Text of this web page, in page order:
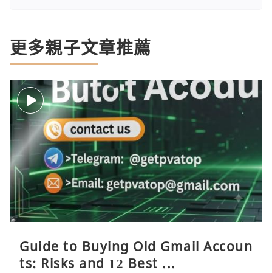
更多親子文章推薦
Guide to Buying Old Gmail Accoun
ts: Risks and 12 Best ...